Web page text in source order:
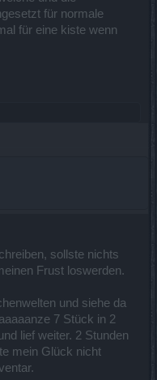
für normale
für eine kiste wenn
sollste nichts
Frust loswerden.
und siehe da
7 Stück in 2
lief weiter. 2 Stunden
mein Glück nicht